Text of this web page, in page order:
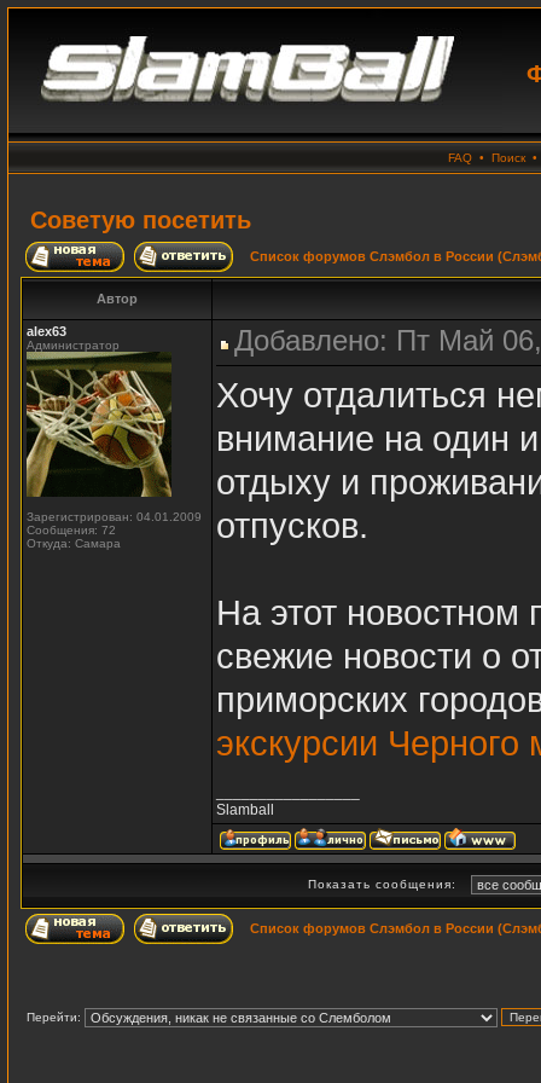
FAQ• Поиск
Советую посетить
Список форумов Слэмбол в России
Автор
alex63
Администратор
Зарегистрирован: 04.01.2009
Сообщения: 72
Откуда: Самара
Добавлено: Пт Май
Хочу отдалиться
внимание на один
отдыху и
отпусков.
На этот
свежие новости о
приморских
экскурсии Черного
Slamball
Показать сообщения:
Список форумов Слэмбол в России
Перейти: